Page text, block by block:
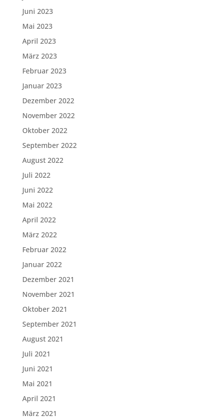
Juni 2023
Mai 2023
April 2023
März 2023
Februar 2023
Januar 2023
Dezember 2022
November 2022
Oktober 2022
September 2022
August 2022
Juli 2022
Juni 2022
Mai 2022
April 2022
März 2022
Februar 2022
Januar 2022
Dezember 2021
November 2021
Oktober 2021
September 2021
August 2021
Juli 2021
Juni 2021
Mai 2021
April 2021
März 2021